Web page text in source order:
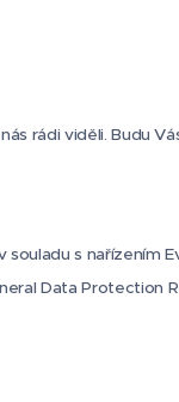
rádi viděli. Budu
s nařízením
Data Protection